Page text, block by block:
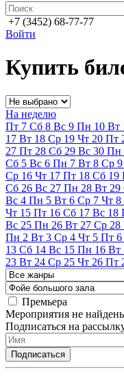
+7 (3452) 68-77-77
Войти
Купить
На неделю
Пт 7 Сб 8 Вс 9 Пн 10 Вт
17 Вт 18 Ср 19 Чт 20 Пт
27 Пт 28 Сб 29 Вс 30 Пн
Сб 5 Вс 6 Пн 7 Вт 8 Ср 9
Ср 16 Чт 17 Пт 18 Сб 19
Сб 26 Вс 27 Пн 28 Вт 29
Вс 4 Пн 5 Вт 6 Ср 7 Чт 8
Чт 15 Пт 16 Сб 17 Вс 18
Вс 25 Пн 26 Вт 27 Ср 28
Пн 2 Вт 3 Ср 4 Чт 5 Пт 6
13 Сб 14 Вс 15 Пн 16 Вт
23 Вт 24 Ср 25 Чт 26 Пт
Премьера
Мероприятия не
Подписаться на